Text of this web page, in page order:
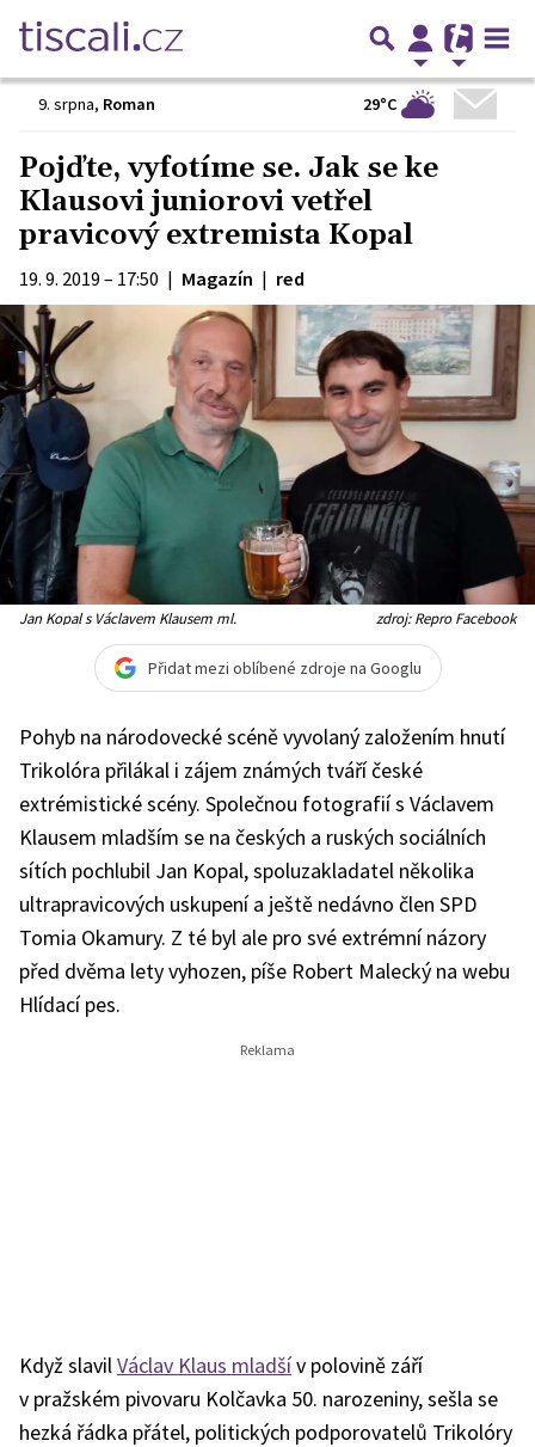
9. srpna, Roman 29°C
Pojďte, vyfotíme se. Jak se ke
Klausovi juniorovi vetřel
pravicový extremista Kopal
19. 9. 2019 – 17:50 | Magazín | red
Jan Kopal s Václavem Klausem ml. zdroj: Repro Facebook
Přidat mezi oblíbené zdroje na Googlu
Pohyb na národovecké scéně vyvolaný založením hnutí
Trikolóra přilákal i zájem známých tváří české
extrémistické scény. Společnou fotografií s Václavem
Klausem mladším se na českých a ruských sociálních
sítích pochlubil Jan Kopal, spoluzakladatel několika
ultrapravicových uskupení a ještě nedávno člen SPD
Tomia Okamury. Z té byl ale pro své extrémní názory
před dvěma lety vyhozen, píše Robert Malecký na webu
Hlídací pes.
Když slavilVáclav Klaus mladšív polovině září
v pražském pivovaru Kolčavka 50. narozeniny, sešla se
hezká řádka přátel, politických podporovatelů Trikolóry